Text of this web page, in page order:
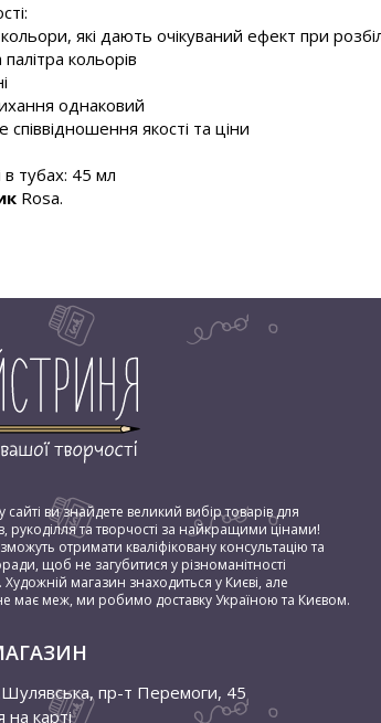
кольори, які дають очікуваний ефект при
кольорів
однаковий
співвідношення якості та ціни
в тубах: 45 мл
Rosa.
ви знайдете великий вибір товарів для
рукоділля та творчості за найкращими цінами!
отримати кваліфіковану консультацію та
щоб не загубитися у різноманітності
Художній магазин знаходиться у Києві, але
має меж, ми робимо доставку Україною та Києвом.
, пр-т Перемоги, 45
на карті